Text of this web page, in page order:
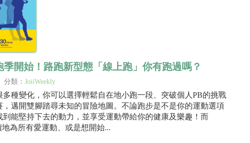
開始！路跑新型態「線上跑」你有跑過嗎？
分類： JoiiWeekly
種變化，你可以選擇輕鬆自在地小跑一段、突破個人PB的挑戰
邁開雙腳踏尋未知的冒險地圖。不論跑步是不是你的運動選項
能堅持下去的動力，並享受運動帶給你的健康及樂趣！而
為所有愛運動、或是想開始...